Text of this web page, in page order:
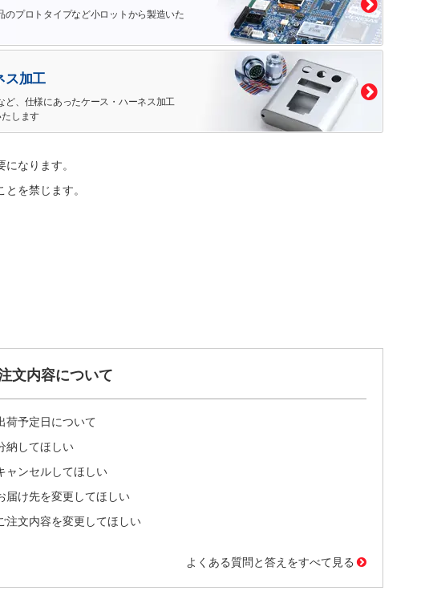
のプロトタイプなど小ロットから製造いた
ス加工
ど、仕様にあったケース・ハーネス加工
します
なります。
を禁じます。
文内容について
荷予定日について
納してほしい
ャンセルしてほしい
届け先を変更してほしい
注文内容を変更してほしい
よくある質問と答えをすべて見る